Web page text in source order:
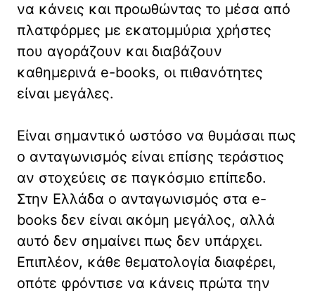
να κάνεις και προωθώντας το μέσα από
πλατφόρμες με εκατομμύρια χρήστες
που αγοράζουν και διαβάζουν
καθημερινά e-books, οι πιθανότητες
είναι μεγάλες.
Είναι σημαντικό ωστόσο να θυμάσαι πως
ο ανταγωνισμός είναι επίσης τεράστιος
αν στοχεύεις σε παγκόσμιο επίπεδο.
Στην Ελλάδα ο ανταγωνισμός στα e-
books δεν είναι ακόμη μεγάλος, αλλά
αυτό δεν σημαίνει πως δεν υπάρχει.
Επιπλέον, κάθε θεματολογία διαφέρει,
οπότε φρόντισε να κάνεις πρώτα την